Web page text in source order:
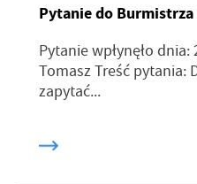
Pytanie do Burmistrza
Pytanie wpłynęło
Tomasz Treść pytania:
zapytać...